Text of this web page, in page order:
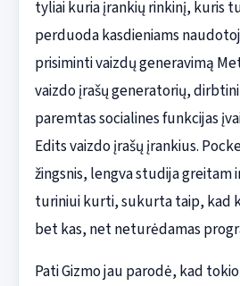
tyliai kuria įrankių rinkinį, kuris
perduoda kasdieniams
prisiminti vaizdų generavimą
vaizdo įrašų generatorių,
paremtas socialines funkcijas
Edits vaizdo įrašų įrankius.
žingsnis, lengva studija greitam
turiniui kurti, sukurta taip, kad
bet kas, net neturėdamas
Pati Gizmo jau parodė, kad